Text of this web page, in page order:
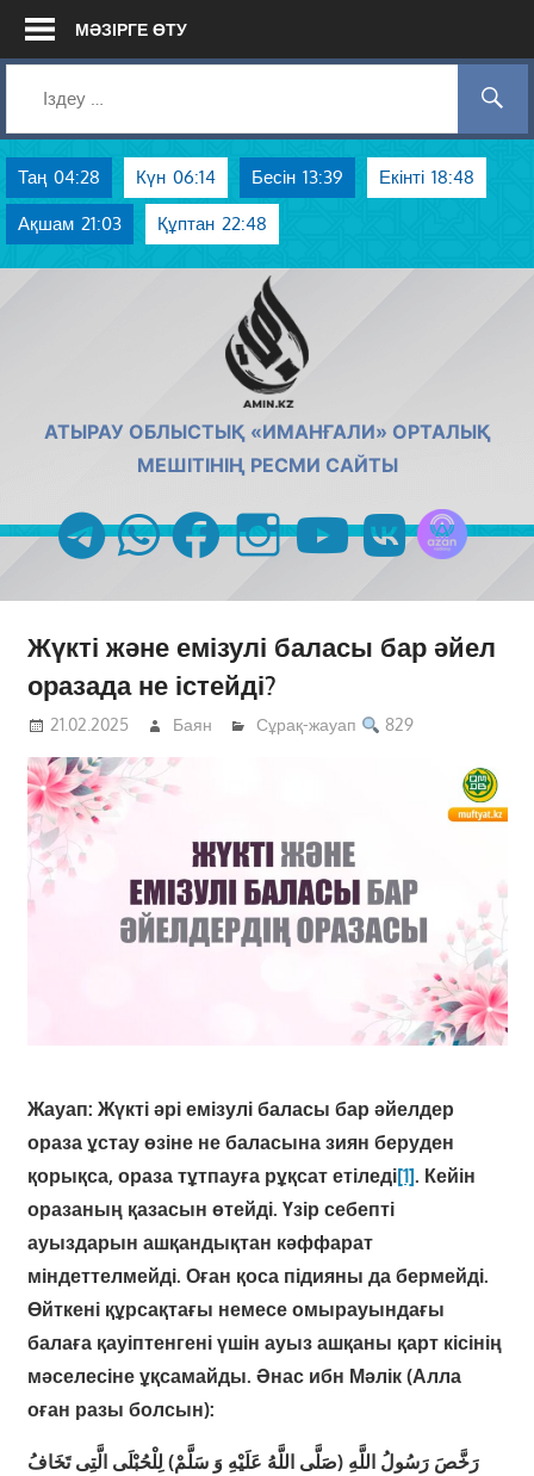
Skip
МӘЗІРГЕ ӨТУ
Таң 04:28 Күн 06:14 Бесін 13:39 Екінті 18:48
Ақшам 21:03 Құптан 22:48
АТЫРАУ ОБЛЫСТЫҚ «ИМАНҒАЛИ» ОРТАЛЫҚ
МЕШІТІНІҢ РЕСМИ САЙТЫ
telegramwhatsappfacebookinstagramyoutubevk
Жүкті және емізулі баласы бар әйел
оразада не істейді?
21.02.2025 Баян Сұрақ-жауап 829
Жауап: Жүкті әрі емізулі баласы бар әйелдер
ораза ұстау өзіне не баласына зиян беруден
қорықса, ораза тұтпауға рұқсат етіледі[1]. Кейін
оразаның қазасын өтейді. Үзір себепті
ауыздарын ашқандықтан кәффарат
міндеттелмейді. Оған қоса підияны да бермейді.
Өйткені құрсақтағы немесе омырауындағы
балаға қауіптенгені үшін ауыз ашқаны қарт кісінің
мәселесіне ұқсамайды. Әнас ибн Мәлік (Алла
оған разы болсын):
رَخَّصَ رَسُولُ اللَّهِ (صَلَّى اللَّهُ عَلَيْهِ وَ سَلَّمْ) لِلْحُبْلَى الَّتِى تَخَافُ